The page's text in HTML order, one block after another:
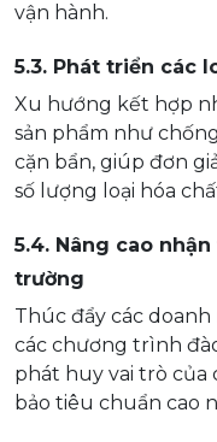
vận hành.
5.3. Phát triển các
Xu hướng kết hợp
sản phẩm như
cặn bẩn, giúp đơn
số lượng loại hóa
5.4. Nâng cao
trường
Thúc đẩy các
các chương trình
phát huy vai trò của
bảo tiêu chuẩn cao